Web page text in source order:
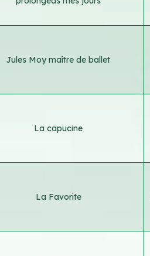
Jules Moy maître de ballet
La capucine
La Favorite